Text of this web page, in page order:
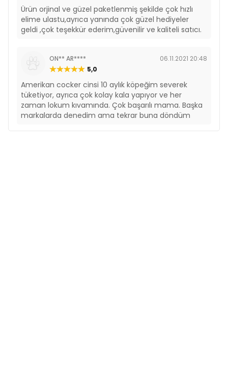
Ürün orjinal ve güzel paketlenmiş şekilde çok hızlı
elime ulastu,ayrıca yanında çok güzel hediyeler
geldi ,çok teşekkür ederim,güvenilir ve kaliteli satıcı.
ON** AR****
06.11.2021 20:48
5,0
Amerikan cocker cinsi 10 aylık köpeğim severek
tüketiyor, ayrıca çok kolay kala yapıyor ve her
zaman lokum kıvamında. Çok başarılı mama. Başka
markalarda denedim ama tekrar buna döndüm